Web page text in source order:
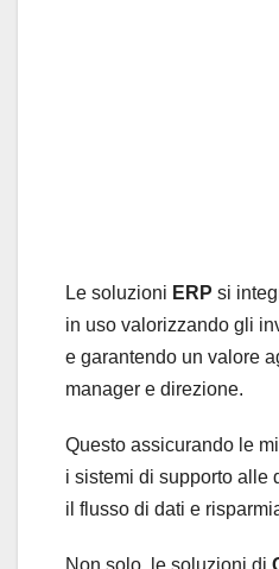
Le soluzioni ERP si
in uso valorizzando gli
e garantendo un valore
manager e direzione.
Questo assicurando le
i sistemi di supporto alle
il flusso di dati e
Non solo, le soluzioni di